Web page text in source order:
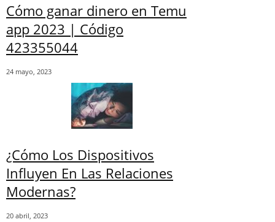
Cómo ganar dinero en Temu
app 2023 | Código
423355044
24 mayo, 2023
¿Cómo Los Dispositivos
Influyen En Las Relaciones
Modernas?
20 abril, 2023